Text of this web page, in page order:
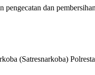
pengecatan dan
(Satresnarkoba)